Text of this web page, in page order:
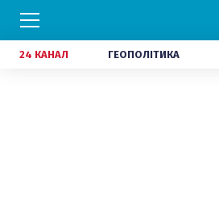
24 КАНАЛ ГЕОПОЛІТИКА